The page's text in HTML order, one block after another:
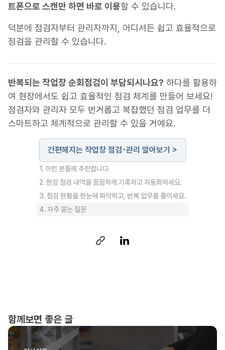
트폰으로 스캔만 하면 바로 이용할 수 있습니다.
덕분에 점검자부터 관리자까지, 어디서든 쉽고 효율적으로
점검을 관리할 수 있습니다.
반복되는 작업장 순회점검이 부담되시나요? 하다를 활용하
여 현장에서도 쉽고 효율적인 점검 체계를 만들어 보세요!
점검자와 관리자 모두 번거롭고 복잡했던 점검 업무를 더
스마트하고 체계적으로 관리할 수 있을 거예요.
간편해지는 작업장 점검･관리 알아보기 >
1. 이런 분들께 추천합니다.
2. 현장 점검 내역을 꼼꼼하게 기록하고 자동화하세요.
3. 점검 현황을 한눈에 파악하고, 반복 업무를 줄이세요.
4. 자주 묻는 질문
함께보면 좋은 글